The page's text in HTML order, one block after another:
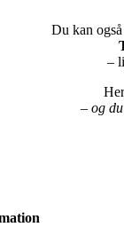
Du kan
–
– og